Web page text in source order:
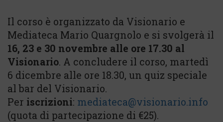
Il corso è organizzato da Visionario e
Mediateca Mario Quargnolo e si svolgerà il
16, 23 e 30 novembre alle ore 17.30 al
Visionario. A concludere il corso, martedì
6 dicembre alle ore 18.30, un quiz speciale
al bar del Visionario.
Per iscrizioni: mediateca@visionario.info
(quota di partecipazione di €25).